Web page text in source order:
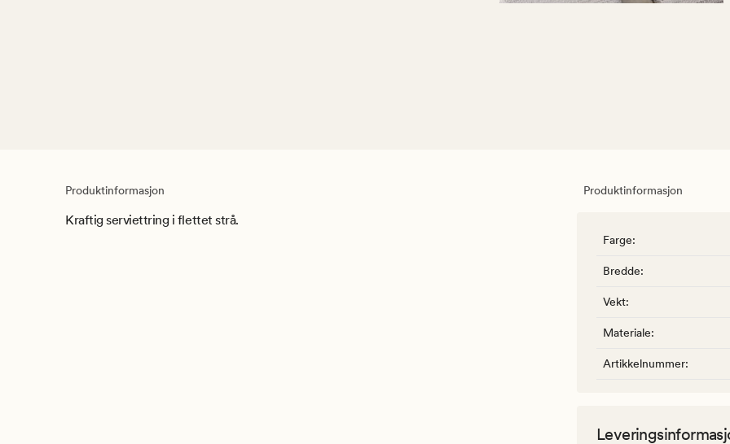
Produktinformasjon
Kraftig serviettring i flettet strå.
Produktinformasjon
Farge:
Bredde:
Vekt:
Materiale:
Artikkelnummer: